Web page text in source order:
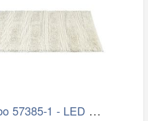
Globo 57385-1 - LED Nástěnné bodové…